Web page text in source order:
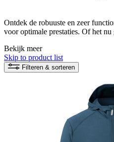
Ontdek de robuuste en zeer
voor optimale prestaties. Of het
natuurervaringen in de sneeuw!
Bekijk meer
Skip to product list
Filteren & sorteren